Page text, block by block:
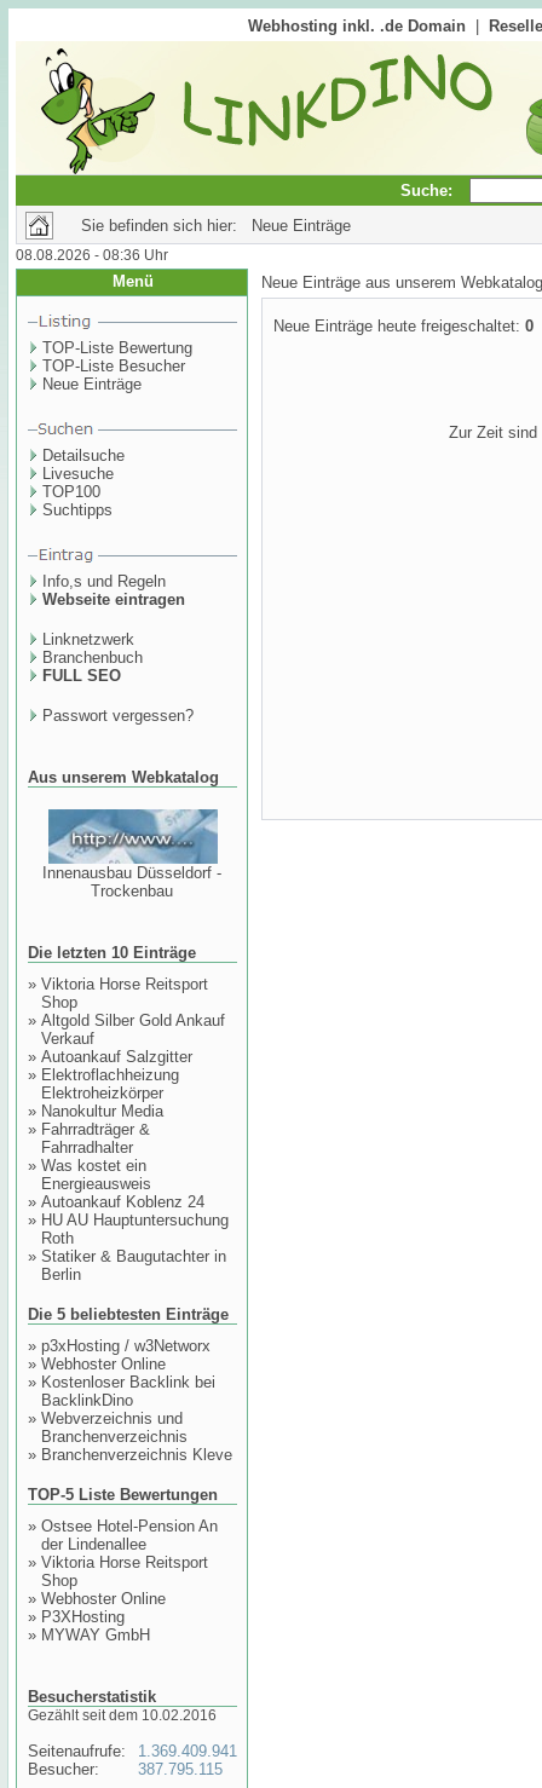
Webhosting inkl. .de Domain
Suche:
Sie befinden sich hier: Neue Einträge
08.08.2026 - 08:36 Uhr
Menü
TOP-Liste Bewertung
TOP-Liste Besucher
Neue Einträge
Detailsuche
Livesuche
TOP100
Suchtipps
Info,s und Regeln
Webseite eintragen
Linknetzwerk
Branchenbuch
FULL SEO
Passwort vergessen?
Aus unserem Webkatalog
Innenausbau Düsseldorf -
Trockenbau
Die letzten 10 Einträge
» Viktoria Horse Reitsport
Shop
» Altgold Silber Gold Ankauf
Verkauf
» Autoankauf Salzgitter
» Elektroflachheizung
Elektroheizkörper
» Nanokultur Media
» Fahrradträger &
Fahrradhalter
» Was kostet ein
Energieausweis
» Autoankauf Koblenz 24
» HU AU Hauptuntersuchung
Roth
» Statiker & Baugutachter in
Berlin
Die 5 beliebtesten Einträge
» p3xHosting / w3Networx
» Webhoster Online
» Kostenloser Backlink bei
BacklinkDino
» Webverzeichnis und
Branchenverzeichnis
» Branchenverzeichnis Kleve
TOP-5 Liste Bewertungen
» Ostsee Hotel-Pension An
der Lindenallee
» Viktoria Horse Reitsport
Shop
» Webhoster Online
» P3XHosting
» MYWAY GmbH
Besucherstatistik
Gezählt seit dem 10.02.2016
Seitenaufrufe:
Besucher:
1.369.409.941
387.795.115
Neue Einträge aus unserem
Neue Einträge heute freigeschaltet: 0
Zur Zeit sind